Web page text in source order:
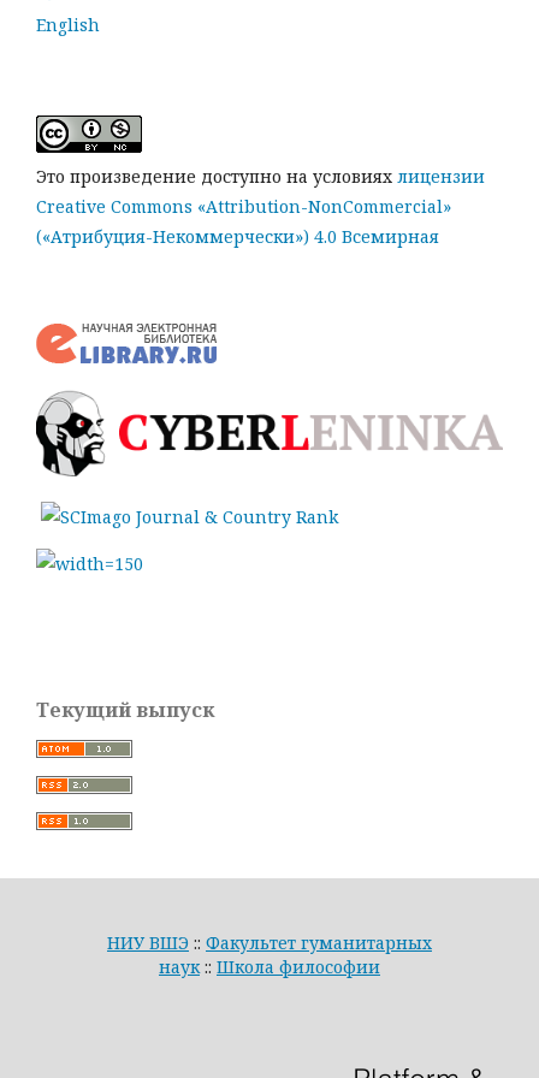
English
Это произведение доступно на условиях лицензии
Creative Commons «Attribution-NonCommercial»
(«Атрибуция-Некоммерчески») 4.0 Всемирная
Текущий выпуск
НИУ ВШЭ :: Факультет гуманитарных
наук:: Школа философии